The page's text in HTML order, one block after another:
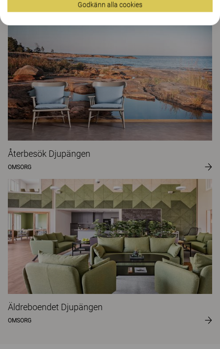
Kundprojekt
Återbesök Djupängen
OMSORG
Äldreboendet Djupängen
OMSORG
Godkänn alla cookies